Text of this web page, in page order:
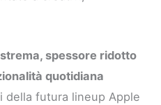
spessore ridotto
quotidiana
della futura lineup Apple